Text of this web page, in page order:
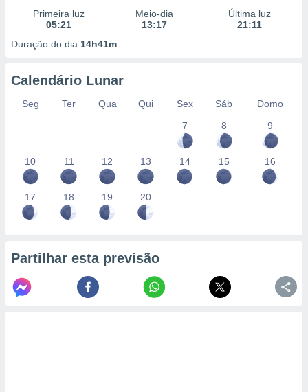
fontes,
e melhorar
dados
estudos
1199
Primeira luz
05:21
Meio-dia
13:17
Última luz
21:11
Duração do dia 14h41m
Calendário Lunar
Seg Ter Qua Qui Sex Sáb
Domo
7
8 9
10 11 12 13 14 15 16
17 18 19 20
Partilhar esta previsão